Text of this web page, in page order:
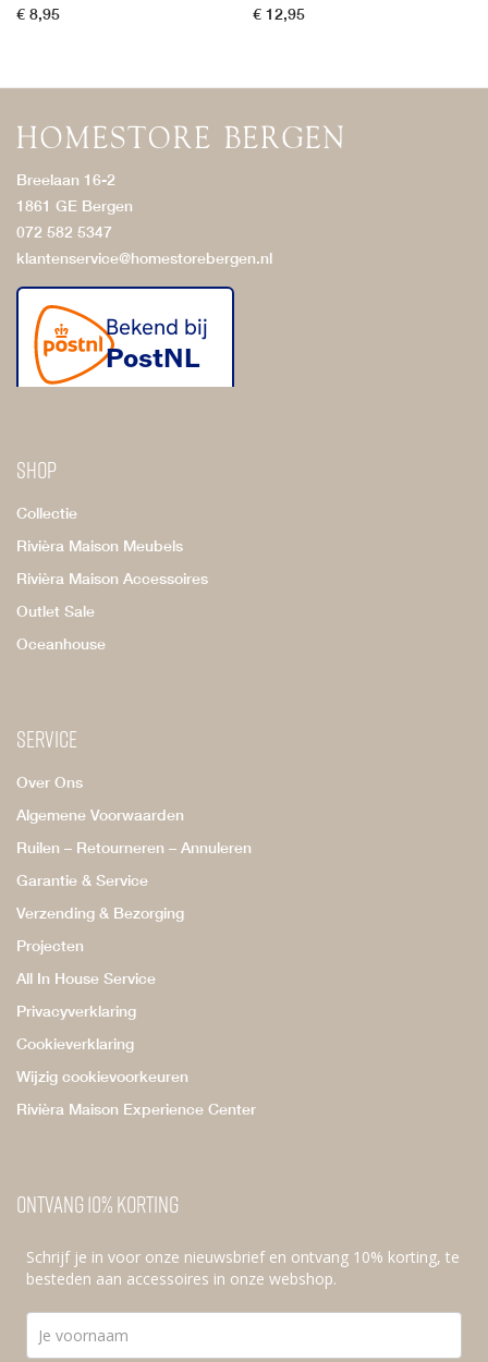
€ 8,95 € 12,95
Breelaan 16-2
1861 GE Bergen
072 582 5347
klantenservice@homestorebergen.nl
Shop
Collectie
Rivièra Maison Meubels
Rivièra Maison Accessoires
Outlet Sale
Oceanhouse
Service
Over Ons
Algemene Voorwaarden
Ruilen – Retourneren – Annuleren
Garantie & Service
Verzending & Bezorging
Projecten
All In House Service
Privacyverklaring
Cookieverklaring
Wijzig cookievoorkeuren
Rivièra Maison Experience Center
Ontvang 10% korting
Schrijf je in voor onze nieuwsbrief en ontvang 10% korting, te
besteden aan accessoires in onze webshop.